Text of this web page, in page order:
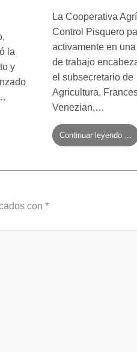
la
y
La Cooperativa
Control Pisquero
activamente en
de trabajo
el subsecretario de
Agricultura,
Venezian,…
Continuar leyendo ...
con *